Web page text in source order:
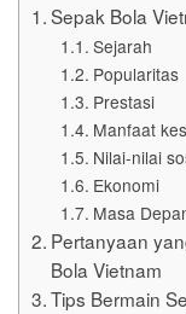
Sepak Bola
Sejarah
Popularitas
Prestasi
Manfaat
Nilai-nilai
Ekonomi
Masa
Pertanyaan
Bola Vietnam
Tips Bermain